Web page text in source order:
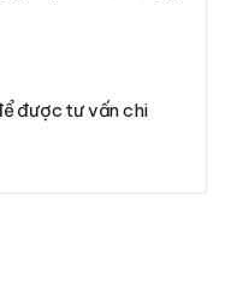
được tư vấn chi